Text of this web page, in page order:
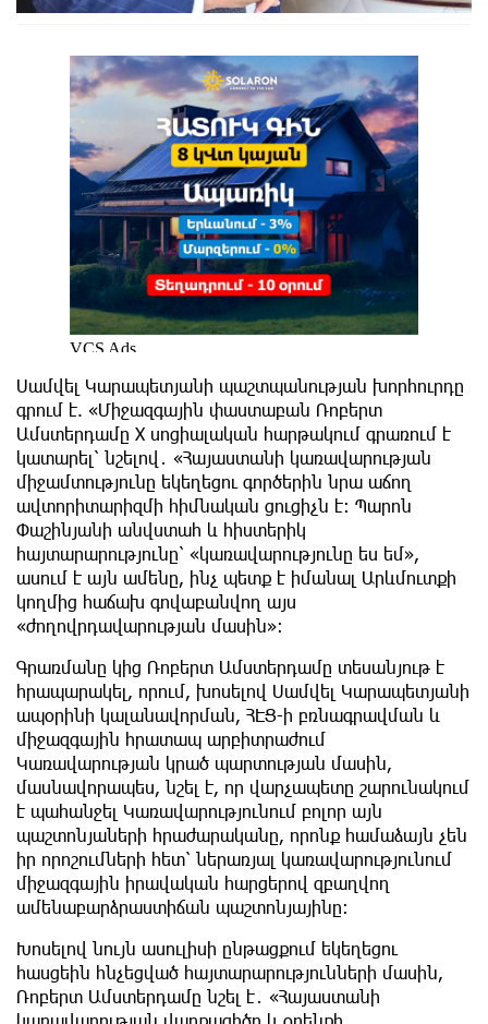
Սամվել Կարապետյանի պաշտպանության խորհուրդը
գրում է. «Միջազգային փաստաբան Ռոբերտ
Ամստերդամը X սոցիալական հարթակում գրառում է
կատարել՝ նշելով․ «Հայաստանի կառավարության
միջամտությունը եկեղեցու գործերին նրա աճող
ավտորիտարիզմի հիմնական ցուցիչն է։ Պարոն
Փաշինյանի անվստահ և հիստերիկ
հայտարարությունը՝ «կառավարությունը ես եմ»,
ասում է այն ամենը, ինչ պետք է իմանալ Արևմուտքի
կողմից հաճախ գովաբանվող այս
«ժողովրդավարության մասին»։
Գրառմանը կից Ռոբերտ Ամստերդամը տեսանյութ է
հրապարակել, որում, խոսելով Սամվել Կարապետյանի
ապօրինի կալանավորման, ՀԷՑ-ի բռնագրավման և
միջազգային հրատապ արբիտրաժում
Կառավարության կրած պարտության մասին,
մասնավորապես, նշել է, որ վարչապետը շարունակում
է պահանջել Կառավարությունում բոլոր այն
պաշտոնյաների հրաժարականը, որոնք համաձայն չեն
իր որոշումների հետ՝ ներառյալ կառավարությունում
միջազգային իրավական հարցերով զբաղվող
ամենաբարձրաստիճան պաշտոնյայինը։
Խոսելով նույն ասուլիսի ընթացքում եկեղեցու
հասցեին հնչեցված հայտարարությունների մասին,
Ռոբերտ Ամստերդամը նշել է․ «Հայաստանի